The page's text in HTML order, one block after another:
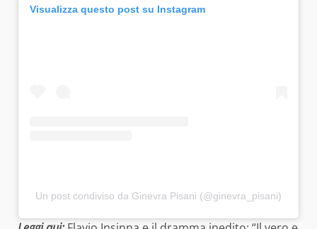
Visualizza questo post su Instagram
Un post condiviso da Ginevra Pisani (@ginevra_pisani)